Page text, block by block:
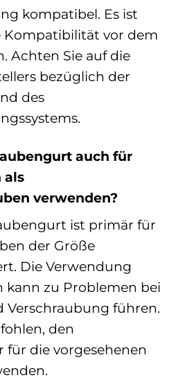
kompatibel. Es ist
Kompatibilität vor dem
Achten Sie auf die
bezüglich der
des
auch für
als
verwenden?
ist primär für
der Größe
Die Verwendung
kann zu Problemen bei
führen.
den
die vorgesehenen